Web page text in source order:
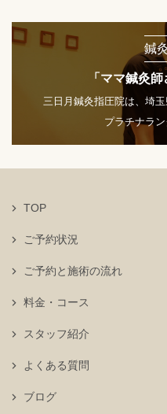
鍼
「ママ鍼灸
三日月鍼灸指圧院は、埼
プラチナランク
TOP
ご予約状況
ご予約と施術の流れ
料金・コース
スタッフ紹介
よくある質問
ブログ